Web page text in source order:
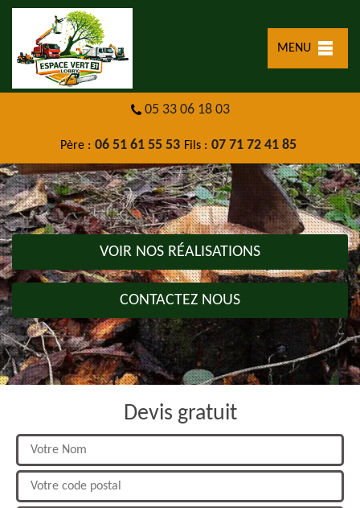
MENU
05 33 06 18 03
Père : 06 51 61 55 53 Fils : 07 71 72 41 85
VOIR NOS RÉALISATIONS
CONTACTEZ NOUS
Devis gratuit